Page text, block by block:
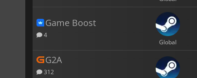
Game Boost
4
Global
G2A
312